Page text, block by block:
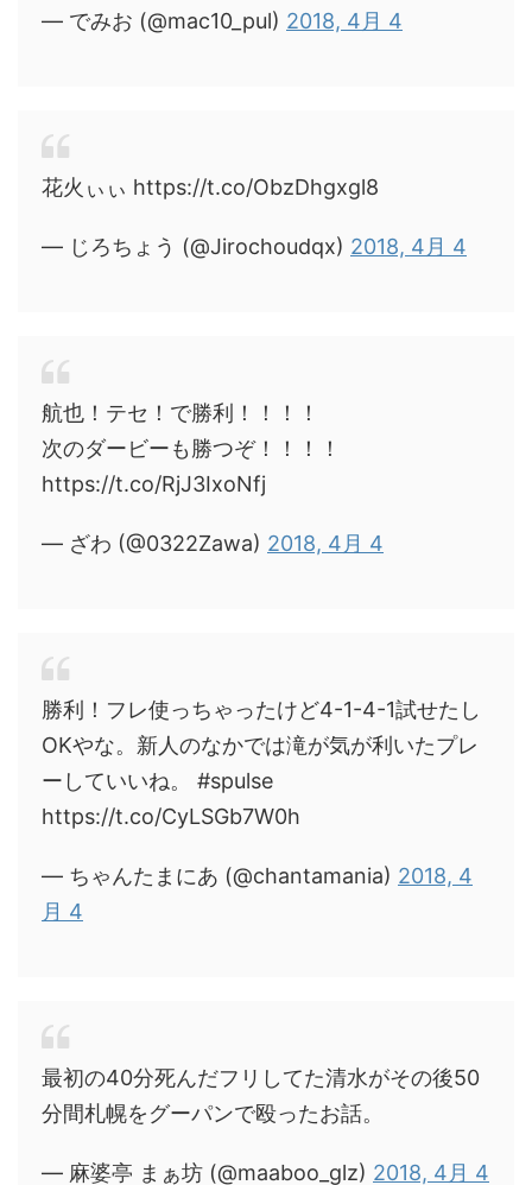
— でみお (@mac10_pul) 2018, 4月 4
花火ぃぃ https://t.co/ObzDhgxgl8
— じろちょう (@Jirochoudqx) 2018, 4月 4
航也！テセ！で勝利！！！！
次のダービーも勝つぞ！！！！
https://t.co/RjJ3IxoNfj
— ざわ (@0322Zawa) 2018, 4月 4
勝利！フレ使っちゃったけど4-1-4-1試せたし
OKやな。新人のなかでは滝が気が利いたプレ
ーしていいね。 #spulse
https://t.co/CyLSGb7W0h
— ちゃんたまにあ (@chantamania) 2018, 4
月 4
最初の40分死んだフリしてた清水がその後50
分間札幌をグーパンで殴ったお話。
— 麻婆亭 まぁ坊 (@maaboo_glz) 2018, 4月 4